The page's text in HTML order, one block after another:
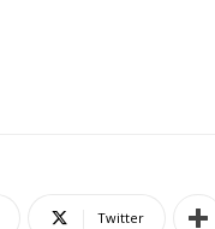
Twitter